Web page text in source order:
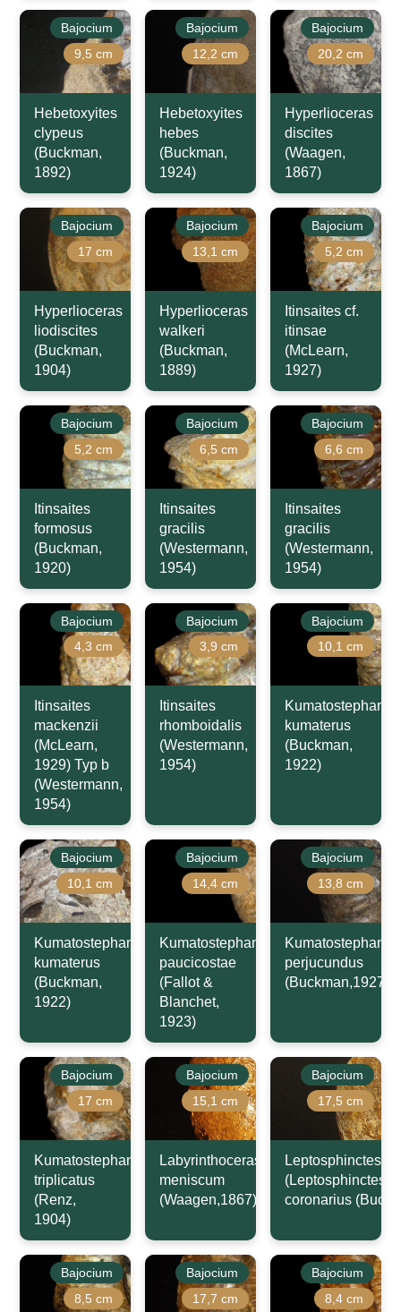
Bajocium
9,5 cm
Hebetoxyites
clypeus
(Buckman,
1892)
Bajocium
12,2 cm
Hebetoxyites
hebes
(Buckman,
1924)
Bajocium
20,2 cm
Hyperlioceras
discites
(Waagen,
1867)
Bajocium
17 cm
Hyperlioceras
liodiscites
(Buckman,
1904)
Bajocium
13,1 cm
Hyperlioceras
walkeri
(Buckman,
1889)
Bajocium
5,2 cm
Itinsaites cf.
itinsae
(McLearn,
1927)
Bajocium
5,2 cm
Itinsaites
formosus
(Buckman,
1920)
Bajocium
6,5 cm
Itinsaites
gracilis
(Westermann,
1954)
Bajocium
6,6 cm
Itinsaites
gracilis
(Westermann,
1954)
Bajocium
4,3 cm
Itinsaites
mackenzii
(McLearn,
1929) Typ b
(Westermann,
1954)
Bajocium
3,9 cm
Itinsaites
rhomboidalis
(Westermann,
1954)
Bajocium
10,1 cm
Kumatostephanus
kumaterus
(Buckman,
1922)
Bajocium
10,1 cm
Kumatostephanus
kumaterus
(Buckman,
1922)
Bajocium
14,4 cm
Kumatostephanus
paucicostae
(Fallot &
Blanchet,
1923)
Bajocium
13,8 cm
Kumatostephanus
perjucundus
(Buckman,1927)
Bajocium
17 cm
Kumatostephanus
triplicatus
(Renz,
1904)
Bajocium
15,1 cm
Labyrinthoceras
meniscum
(Waagen,1867)
Bajocium
17,5 cm
Leptosphinctes
(Leptosphinctes)
coronarius
Bajocium
8,5 cm
Bajocium
17,7 cm
Bajocium
8,4 cm